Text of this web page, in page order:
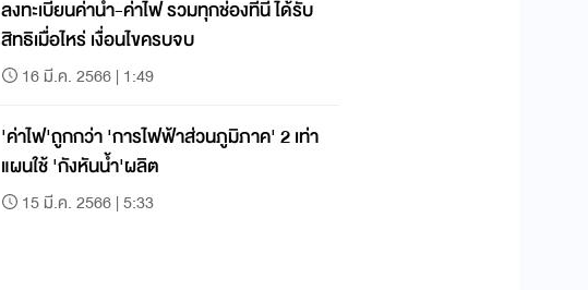
ลงทะเบียนค่าน้ำ-ค่าไฟ รวมทุกช่องที่นี่ ได้รับ
สิทธิเมื่อไหร่ เงื่อนไขครบจบ
16 มี.ค. 2566 | 1:49
'ค่าไฟ'ถูกกว่า 'การไฟฟ้าส่วนภูมิภาค' 2 เท่า
แผนใช้ 'กังหันน้ำ'ผลิต
15 มี.ค. 2566 | 5:33